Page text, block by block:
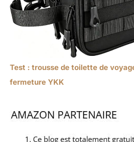
Test : trousse de toilette de
fermeture YKK